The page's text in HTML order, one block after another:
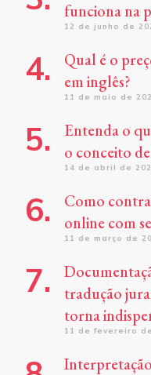
funciona na
12 de junho de
Qual é o
em inglês?
11 de maio de
Entenda o
o conceito
14 de abril de
Como
online com
11 de março de
tradução
torna
11 de fevereiro